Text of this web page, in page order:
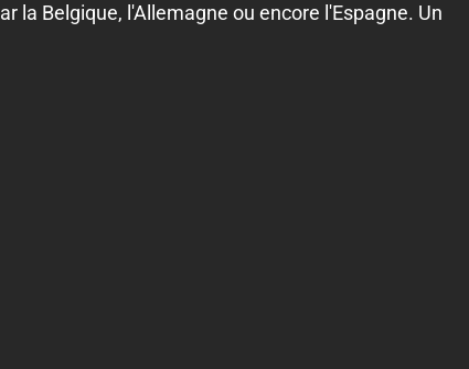
la Belgique, l'Allemagne ou encore l'Espagne. Un